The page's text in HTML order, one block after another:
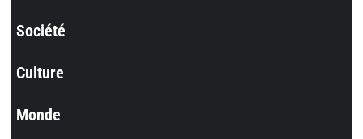
Société
Culture
Monde